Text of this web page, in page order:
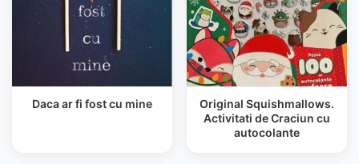
Daca ar fi fost cu mine
Original Squishmallows.
Activitati de Craciun cu
autocolante